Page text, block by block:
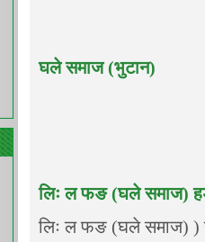
घले समाज (भुटान)
लिः ल फङ (घले समाज)
लिः ल फङ (घले समाज) )